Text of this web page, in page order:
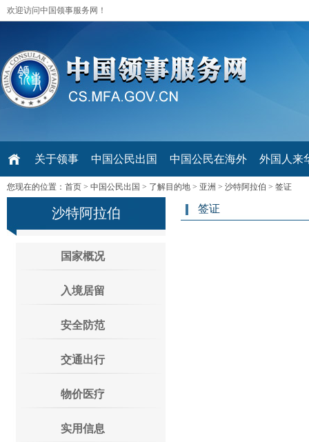
欢迎访问中国领事服务网！
关于领事 中国公民出国 中国公民在海外 外国人来
您现在的位置： 首页 > 中国公民出国 > 了解目的地 > 亚洲 > 沙特阿拉伯 > 签证
沙特阿拉伯
国家概况
入境居留
安全防范
交通出行
物价医疗
实用信息
签证